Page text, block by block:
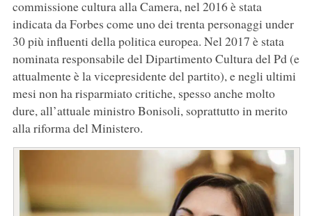
commissione cultura alla Camera, nel 2016 è stata
indicata da Forbes come uno dei trenta personaggi under
30 più influenti della politica europea. Nel 2017 è stata
nominata responsabile del Dipartimento Cultura del Pd (e
attualmente è la vicepresidente del partito), e negli ultimi
mesi non ha risparmiato critiche, spesso anche molto
dure, all’attuale ministro Bonisoli, soprattutto in merito
alla riforma del Ministero.